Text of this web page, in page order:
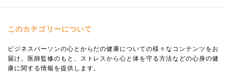
このカテゴリーについて
ビジネスパーソンの心とからだの健康についての様々なコンテンツをお
届け。医師監修のもと、ストレスから心と体を守る方法などの心身の健
康に関する情報を提供します。